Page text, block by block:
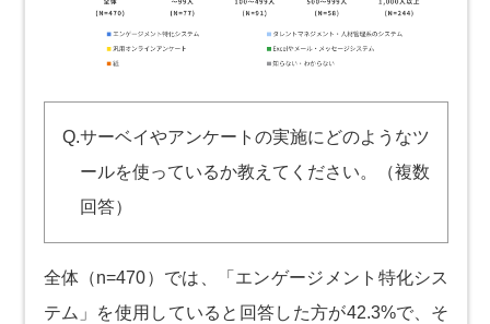
Q.サーベイやアンケートの実施にどのようなツ
ールを使っているか教えてください。（複数
回答）
全体（n=470）では、「エンゲージメント特化シス
テム」を使用していると回答した方が42.3%で、そ